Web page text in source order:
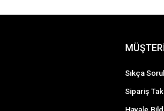
Sıkça
Sipariş